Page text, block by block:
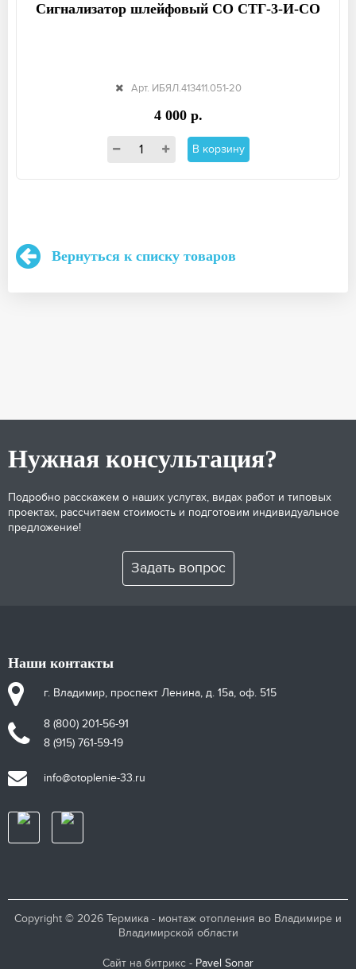
Сигнализатор шлейфовый СО СТГ-3-И-СО
Арт. ИБЯЛ.413411.051-20
4 000 р.
В корзину
Вернуться к списку товаров
Нужная консультация?
Подробно расскажем о наших услугах, видах работ и типовых
проектах, рассчитаем стоимость и подготовим индивидуальное
предложение!
Задать вопрос
Наши контакты
г. Владимир, проспект Ленина, д. 15а, оф. 515
8 (800) 201-56-91
8 (915) 761-59-19
info@otoplenie-33.ru
Copyright © 2026 Термика - монтаж отопления во Владимире и
Владимирской области
Сайт на битрикс - Pavel Sonar